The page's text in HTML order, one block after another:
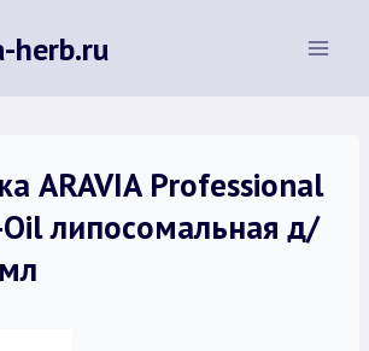
herb.ru
ARAVIA Professional
липосомальная д/